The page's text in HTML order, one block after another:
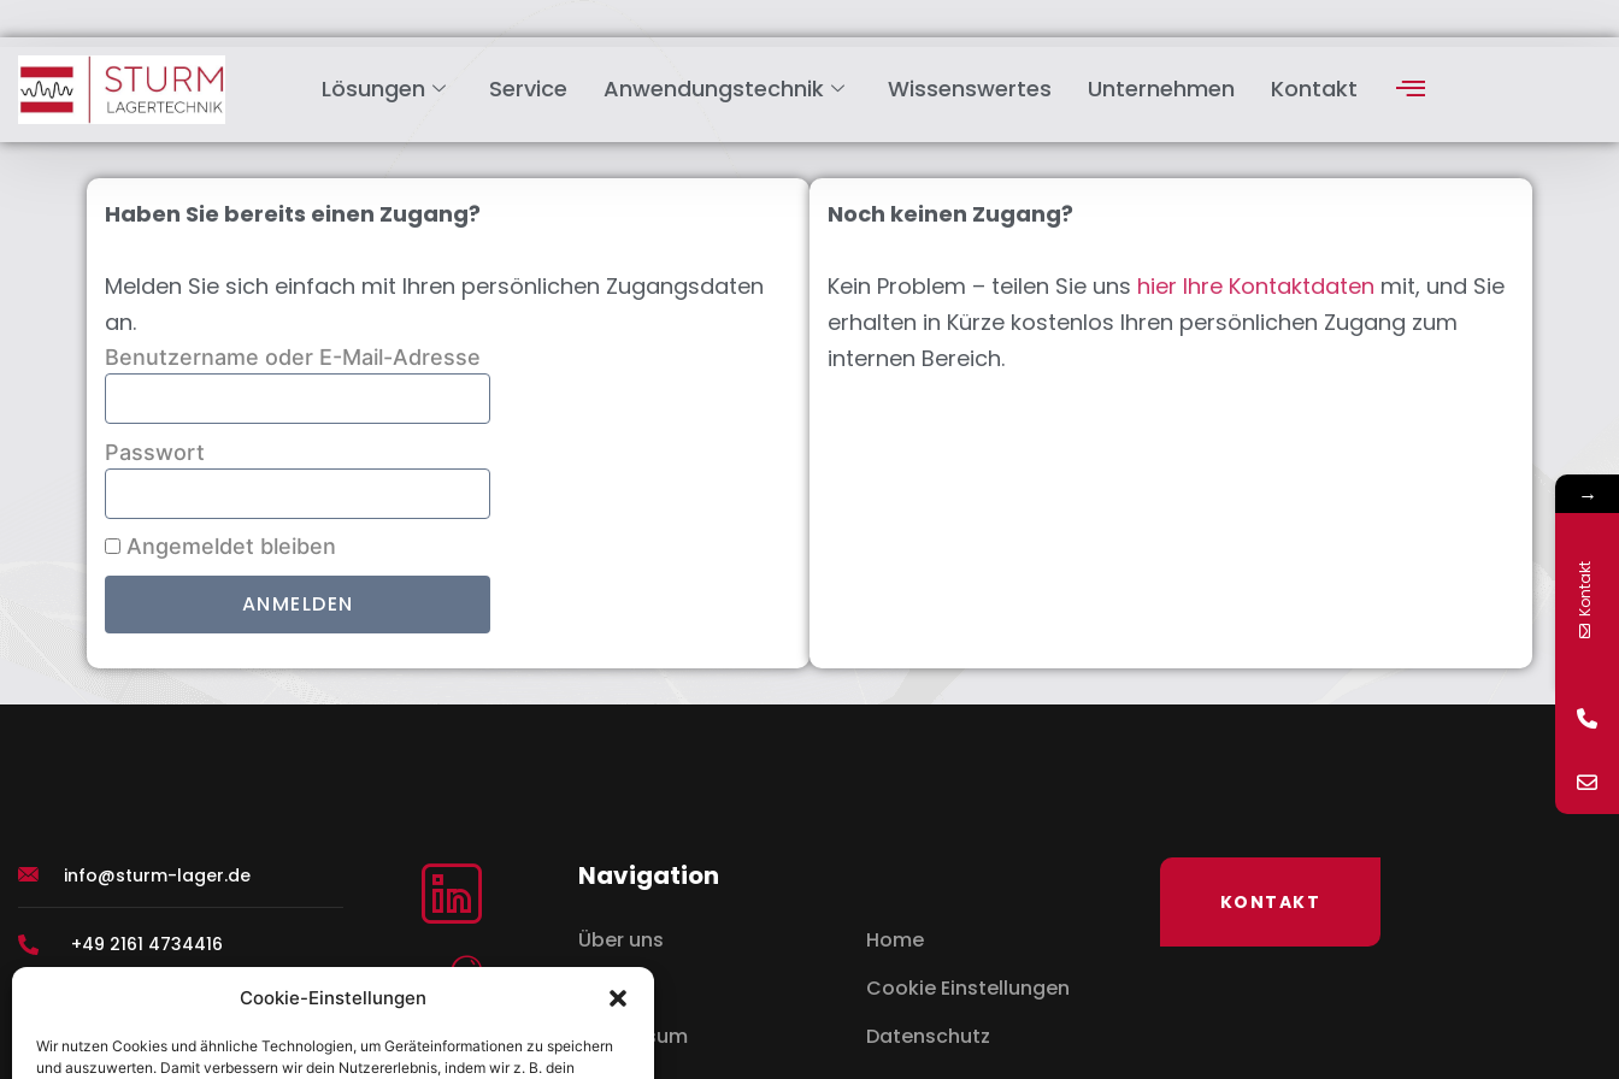
Cookie-Einstellungen
Wir nutzen Cookies und ähnliche Technologien, um Geräteinformationen zu speichern
und auszuwerten. Damit verbessern wir dein Nutzererlebnis, indem wir z. B. dein
Lösungen Service Anwendungstechnik Wissenswertes Unternehmen Kontakt
Haben Sie bereits einen Zugang?
Melden Sie sich einfach mit Ihren persönlichen Zugangsdaten
an.
Benutzername oder E-Mail-Adresse
Passwort
Angemeldet bleiben
Noch keinen Zugang?
Kein Problem – teilen Sie uns hier Ihre Kontaktdaten mit, und Sie
erhalten in Kürze kostenlos Ihren persönlichen Zugang zum
internen Bereich.
info@sturm-lager.de
+49 2161 4734416
Navigation
Über uns
Service
Impressum
Home
Cookie Einstellungen
Datenschutz
KONTAKT
→
Kontakt